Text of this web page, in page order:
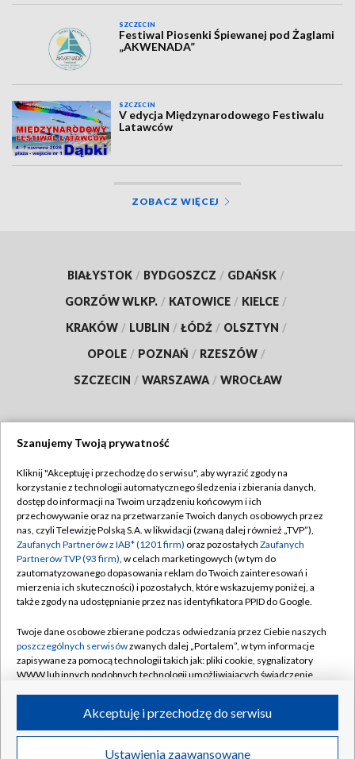
SZCZECIN
Festiwal Piosenki Śpiewanej pod Żaglami
„AKWENADA”
SZCZECIN
V edycja Międzynarodowego Festiwalu
Latawców
ZOBACZ WIĘCEJ
BIAŁYSTOK / BYDGOSZCZ / GDAŃSK /
GORZÓW WLKP. / KATOWICE / KIELCE /
KRAKÓW / LUBLIN / ŁÓDŹ / OLSZTYN /
OPOLE / POZNAŃ / RZESZÓW /
SZCZECIN / WARSZAWA / WROCŁAW
TVP
Abonament TVP
Emisja w TVP
Centrum informacji TVP
Naziemna Telewizja Cyfrowa
Rada Programowa
System NOS
Informacje o nadawcy
Program dla prasy
Regulamin TVP
Polityka prywatności
Moje zgody
Pomoc
Kontakt
Kanały
©2026 Telewizja Polska S.A. w likwidacji
Szanujemy Twoją prywatność
Kliknij "Akceptuję i przechodzę do serwisu", aby wyrazić zgody na
korzystanie z technologii automatycznego śledzenia i zbierania danych,
dostęp do informacji na Twoim urządzeniu końcowym i ich
przechowywanie oraz na przetwarzanie Twoich danych osobowych przez
nas, czyli Telewizję Polską S.A. w likwidacji (zwaną dalej również „TVP”),
Zaufanych Partnerów z IAB* (1201 firm) oraz pozostałych Zaufanych
Partnerów TVP (93 firm), w celach marketingowych (w tym do
zautomatyzowanego dopasowania reklam do Twoich zainteresowań i
mierzenia ich skuteczności) i pozostałych, które wskazujemy poniżej, a
także zgody na udostępnianie przez nas identyfikatora PPID do Google.
Twoje dane osobowe zbierane podczas odwiedzania przez Ciebie naszych
poszczególnych serwisówzwanych dalej „Portalem”, w tym informacje
zapisywane za pomocą technologii takich jak: pliki cookie, sygnalizatory
WWW lub innych podobnych technologii umożliwiających świadczenie
ruchu w Internecie.
Twoje dane osobowe zbierane podczas odwiedzania przez Ciebie
Ustawienia zaawansowane
Akceptuję i przechodzę do serwisu